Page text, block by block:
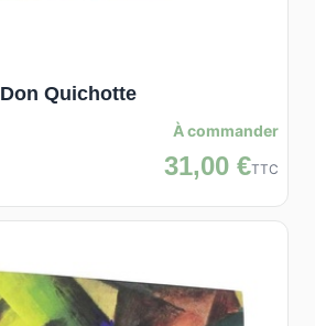
Don Quichotte
À commander
31,00 €TTC